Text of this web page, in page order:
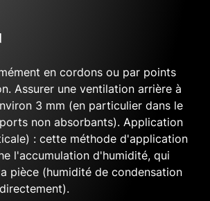
en cordons ou par points
Assurer une ventilation arrière à
3 mm (en particulier dans le
non absorbants). Application
: cette méthode d'application
l'accumulation d'humidité, qui
pièce (humidité de condensation